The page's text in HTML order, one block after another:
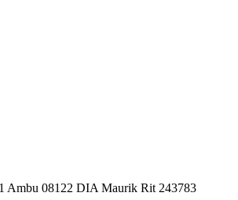
Ambu 08122 DIA Maurik Rit 243783